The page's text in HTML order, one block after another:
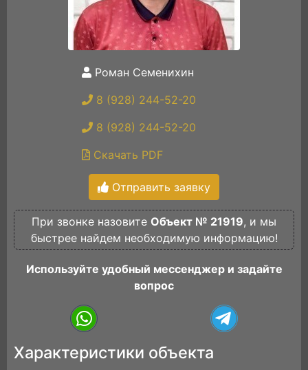
Роман Семенихин
8 (928) 244-52-20
8 (928) 244-52-20
Скачать PDF
Отправить заявку
При звонке назовите Объект № 21919, и мы
быстрее найдем необходимую информацию!
Используйте удобный мессенджер и задайте
вопрос
Характеристики объекта